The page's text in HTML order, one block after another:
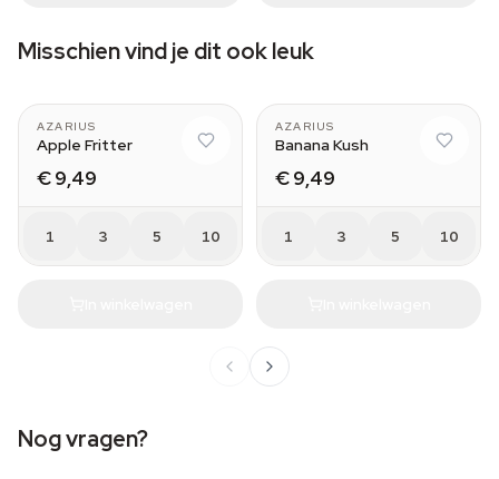
Misschien vind je dit ook leuk
AZARIUS
Apple Fritter
€ 9,49
1 3 5 10
AZARIUS
Banana Kush
€ 9,49
1 3 5 10
Nog vragen?